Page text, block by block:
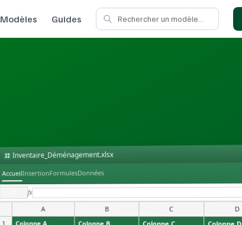
Modèles Guides
Inventaire_Déménagement.xlsx
AccueilInsertionFormulesDonnées
fx
A B C D
1 Colonne A